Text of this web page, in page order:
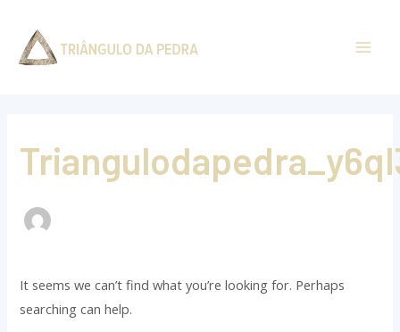
content
It seems we can’t find what you’re looking for. Perhaps
searching can help.
for: